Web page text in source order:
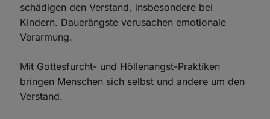
schädigen den Verstand, insbesondere bei
Kindern. Dauerängste verusachen emotionale
Verarmung.
Mit Gottesfurcht- und Höllenangst-Praktiken
bringen Menschen sich selbst und andere um den
Verstand.